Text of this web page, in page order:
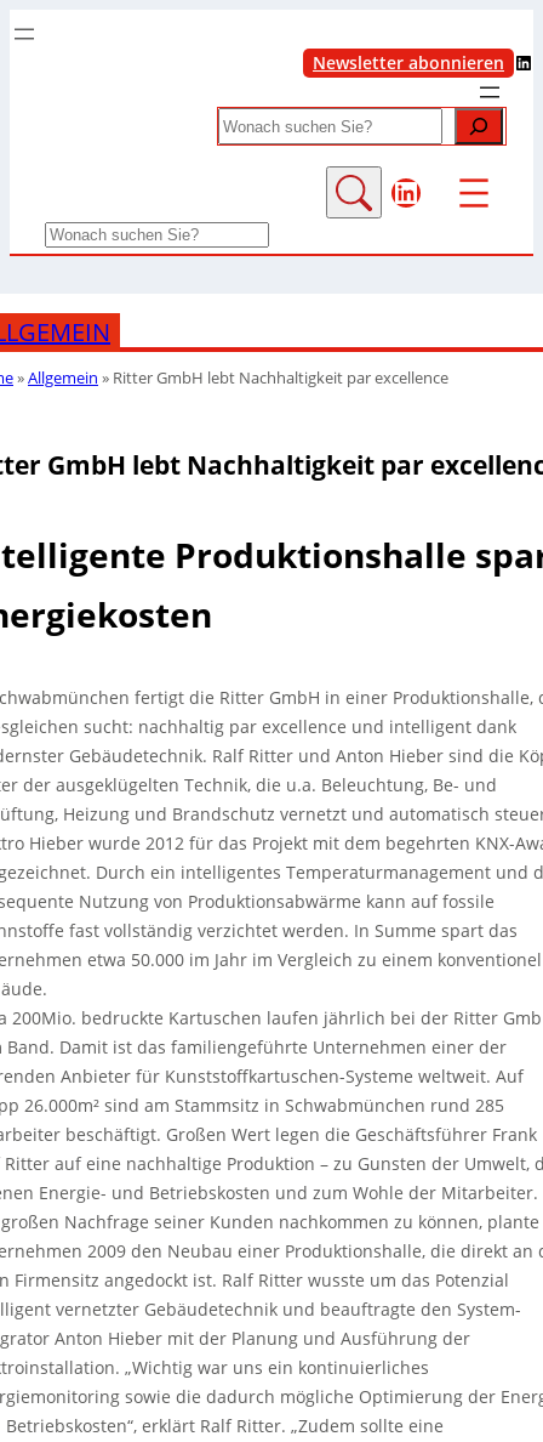
Newsletter abonnieren LinkedIn
Search
LinkedIn
Search
»Allgemein » Ritter GmbH lebt Nachhaltigkeit par excellence
GmbH lebt Nachhaltigkeit par
Produktionshalle
fertigt die Ritter GmbH in einer Produktionshalle,
sucht: nachhaltig par excellence und intelligent dank
Gebäudetechnik. Ralf Ritter und Anton Hieber sind die
der ausgeklügelten Technik, die u.a. Beleuchtung, Be- und
Heizung und Brandschutz vernetzt und automatisch
Hieber wurde 2012 für das Projekt mit dem begehrten KNX-
Durch ein intelligentes Temperaturmanagement und
Nutzung von Produktionsabwärme kann auf fossile
fast vollständig verzichtet werden. In Summe spart das
etwa 50.000 im Jahr im Vergleich zu einem
200Mio. bedruckte Kartuschen laufen jährlich bei der Ritter
Band. Damit ist das familiengeführte Unternehmen einer der
Anbieter für Kunststoffkartuschen-Systeme weltweit. Auf
26.000m² sind am Stammsitz in Schwabmünchen rund 285
beschäftigt. Großen Wert legen die Geschäftsführer Frank
Ritter auf eine nachhaltige Produktion – zu Gunsten der Umwelt,
Energie- und Betriebskosten und zum Wohle der Mitarbeiter.
Nachfrage seiner Kunden nachkommen zu können, plante
2009 den Neubau einer Produktionshalle, die direkt an
Firmensitz angedockt ist. Ralf Ritter wusste um das Potenzial
vernetzter Gebäudetechnik und beauftragte den System-
Anton Hieber mit der Planung und Ausführung der
„Wichtig war uns ein kontinuierliches
sowie die dadurch mögliche Optimierung der
erklärt Ralf Ritter. „Zudem sollte eine